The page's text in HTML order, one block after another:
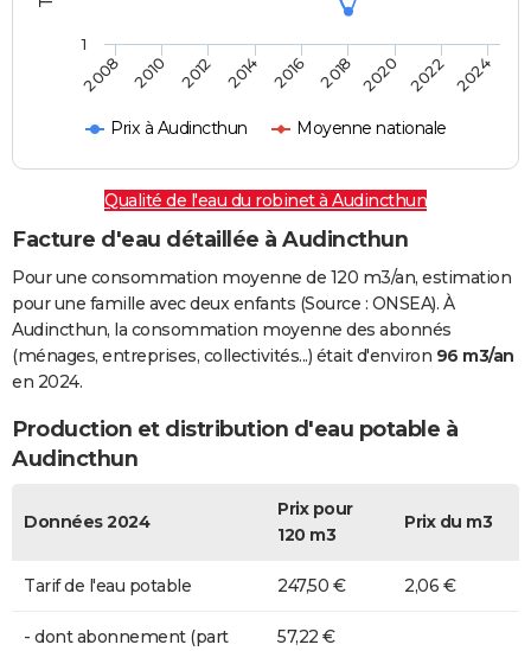
Prix à Audincthun Moyenne nationale
2008 2010 2012 2014 2016 2018 2020 2022 2024
1
Qualité de l'eau du robinet à Audincthun
Facture d'eau détaillée à Audincthun
Pour une consommation moyenne de 120 m3/an, estimation
pour une famille avec deux enfants (Source : ONSEA). À
Audincthun, la consommation moyenne des abonnés
(ménages, entreprises, collectivités...) était d'environ 96 m3/an
en 2024.
Production et distribution d'eau potable à
Audincthun
Données 2024
Prix pour
120 m3
Prix du m3
Tarif de l'eau potable 247,50 € 2,06 €
- dont abonnement (part
57,22 €